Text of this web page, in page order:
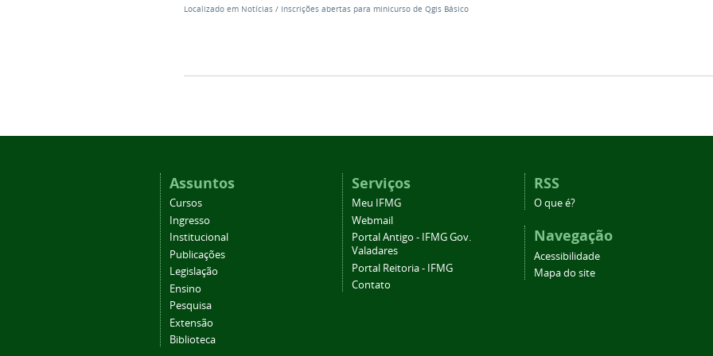
Localizado em Notícias / Inscrições abertas para minicurso de Qgis Básico
Assuntos
Cursos
Ingresso
Institucional
Publicações
Legislação
Ensino
Pesquisa
Extensão
Biblioteca
Serviços
Meu IFMG
Webmail
Portal Antigo - IFMG Gov.
Valadares
Portal Reitoria - IFMG
Contato
RSS
O que é?
Navegação
Acessibilidade
Mapa do site